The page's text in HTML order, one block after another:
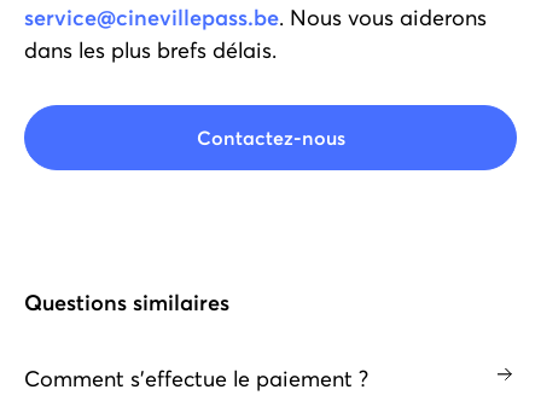
service@cinevillepass.be. Nous vous aiderons
dans les plus brefs délais.
Contactez-nous
Questions similaires
Comment s'effectue le paiement ?